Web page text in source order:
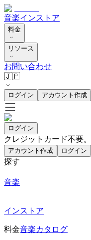
音楽インストア
料金
リソース
お問い合わせ
🇯🇵
ログイン アカウント作成
ログイン
クレジットカード不要
アカウント作成 ログイン
探す
音楽
インストア
料金音楽カタログ